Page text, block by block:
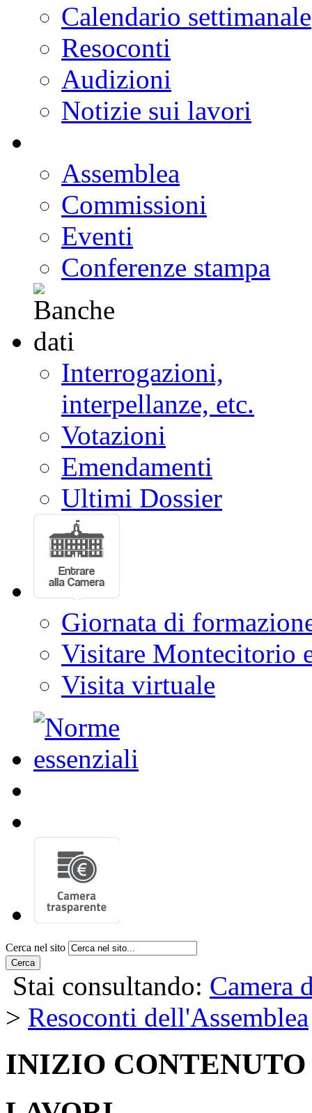
Calendario settimanale
Resoconti
Audizioni
Notizie sui lavori
Assemblea
Commissioni
Eventi
Conferenze stampa
Interrogazioni,
interpellanze, etc.
Votazioni
Emendamenti
Ultimi Dossier
Giornata di
Visitare Montecitorio
Visita virtuale
Cerca nel sito
Cerca
Stai consultando: Camera
> Resoconti dell'Assemblea
INIZIO CONTENUTO